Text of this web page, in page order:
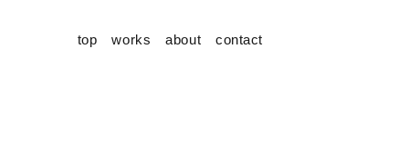
top works about contact